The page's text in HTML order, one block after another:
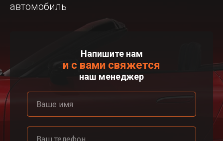
автомобиль
Напишите нам
и с вами свяжется
наш менеджер